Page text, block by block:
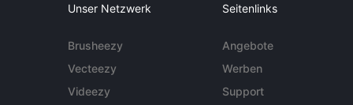
Unser Netzwerk
Brusheezy
Vecteezy
Videezy
Seitenlinks
Angebote
Werben
Support